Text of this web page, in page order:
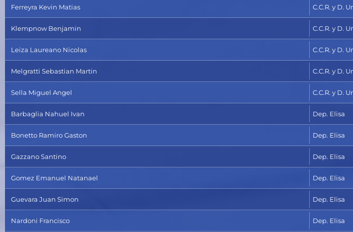
Ferreyra Kevin Matias C.C.R. y D.
Klempnow Benjamin C.C.R. y D.
Leiza Laureano Nicolas C.C.R. y D.
Melgratti Sebastian Martin C.C.R. y D.
Sella Miguel Angel C.C.R. y D.
Barbaglia Nahuel Ivan Dep. Elisa
Bonetto Ramiro Gaston Dep. Elisa
Gazzano Santino Dep. Elisa
Gomez Emanuel Natanael Dep. Elisa
Guevara Juan Simon Dep. Elisa
Nardoni Francisco Dep. Elisa